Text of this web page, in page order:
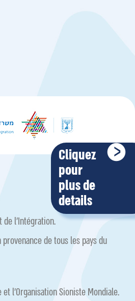
Cliquez
pour
plus de
details
l’Intégration.
de tous les pays du
l’Organisation Sioniste Mondiale.